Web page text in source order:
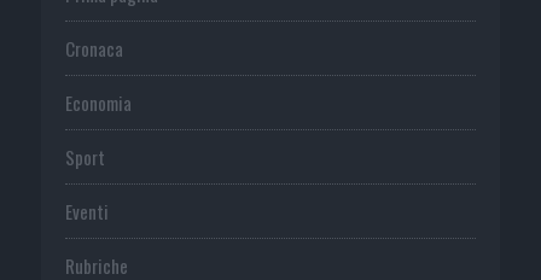
Cronaca
Economia
Sport
Eventi
Rubriche